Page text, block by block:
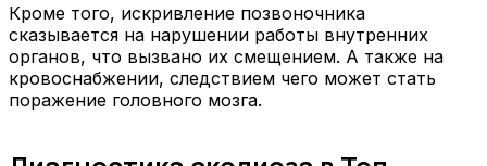
Кроме того, искривление позвоночника
сказывается на нарушении работы внутренних
органов, что вызвано их смещением. А также на
кровоснабжении, следствием чего может стать
поражение головного мозга.